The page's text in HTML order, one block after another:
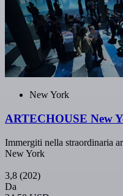
New York
ARTECHOUSE New
Immergiti nella straordinaria
New York
3,8 (202)
Da